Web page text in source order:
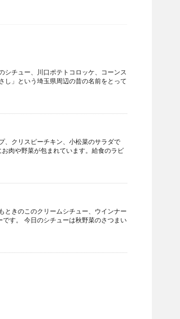
シチュー、川口ポテトコロッケ、コーンス
し」という埼玉県周辺の昔の名前をとって
、クリスピーチキン、小松菜のサラダで
肉や野菜が包まれています。給食のラビ
ときのこのクリームシチュー、ウインナー
す。 今日のシチューは秋野菜のさつまい